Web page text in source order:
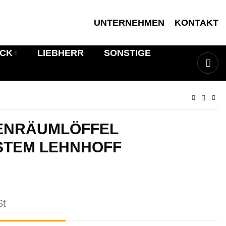
UNTERNEHMEN KONTAKT
LIEBHERR SONSTIGE
LEHNHOFF